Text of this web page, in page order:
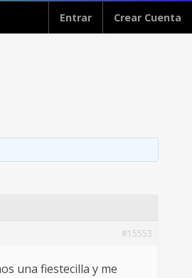
Entrar Crear Cuenta
#15553
una fiestecilla y me